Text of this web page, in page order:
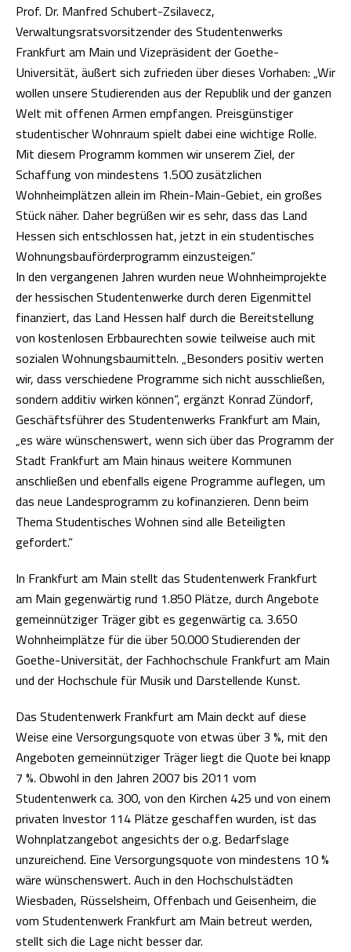
Prof. Dr. Manfred Schubert-Zsilavecz,
Verwaltungsratsvorsitzender des Studentenwerks
Frankfurt am Main und Vizepräsident der Goethe-
Universität, äußert sich zufrieden über dieses Vorhaben: „Wir
wollen unsere Studierenden aus der Republik und der ganzen
Welt mit offenen Armen empfangen. Preisgünstiger
studentischer Wohnraum spielt dabei eine wichtige Rolle.
Mit diesem Programm kommen wir unserem Ziel, der
Schaffung von mindestens 1.500 zusätzlichen
Wohnheimplätzen allein im Rhein-Main-Gebiet, ein großes
Stück näher. Daher begrüßen wir es sehr, dass das Land
Hessen sich entschlossen hat, jetzt in ein studentisches
Wohnungsbauförderprogramm einzusteigen.“
In den vergangenen Jahren wurden neue Wohnheimprojekte
der hessischen Studentenwerke durch deren Eigenmittel
finanziert, das Land Hessen half durch die Bereitstellung
von kostenlosen Erbbaurechten sowie teilweise auch mit
sozialen Wohnungsbaumitteln. „Besonders positiv werten
wir, dass verschiedene Programme sich nicht ausschließen,
sondern additiv wirken können“, ergänzt Konrad Zündorf,
Geschäftsführer des Studentenwerks Frankfurt am Main,
„es wäre wünschenswert, wenn sich über das Programm der
Stadt Frankfurt am Main hinaus weitere Kommunen
anschließen und ebenfalls eigene Programme auflegen, um
das neue Landesprogramm zu kofinanzieren. Denn beim
Thema Studentisches Wohnen sind alle Beteiligten
gefordert.“
In Frankfurt am Main stellt das Studentenwerk Frankfurt
am Main gegenwärtig rund 1.850 Plätze, durch Angebote
gemeinnütziger Träger gibt es gegenwärtig ca. 3.650
Wohnheimplätze für die über 50.000 Studierenden der
Goethe-Universität, der Fachhochschule Frankfurt am Main
und der Hochschule für Musik und Darstellende Kunst.
Das Studentenwerk Frankfurt am Main deckt auf diese
Weise eine Versorgungsquote von etwas über 3 %, mit den
Angeboten gemeinnütziger Träger liegt die Quote bei knapp
7 %. Obwohl in den Jahren 2007 bis 2011 vom
Studentenwerk ca. 300, von den Kirchen 425 und von einem
privaten Investor 114 Plätze geschaffen wurden, ist das
Wohnplatzangebot angesichts der o.g. Bedarfslage
unzureichend. Eine Versorgungsquote von mindestens 10 %
wäre wünschenswert. Auch in den Hochschulstädten
Wiesbaden, Rüsselsheim, Offenbach und Geisenheim, die
vom Studentenwerk Frankfurt am Main betreut werden,
stellt sich die Lage nicht besser dar.